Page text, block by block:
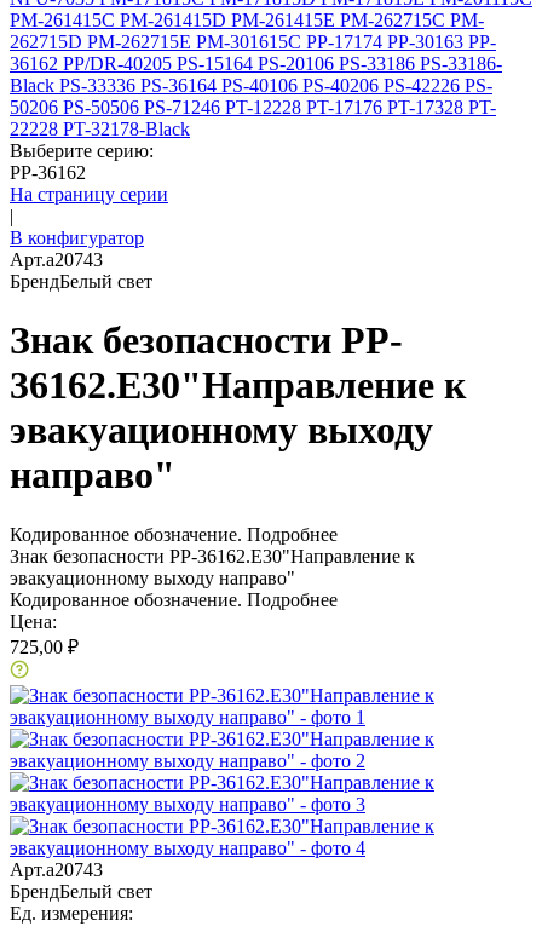
PM-261415C PM-261415D PM-261415E PM-262715C PM-
262715D PM-262715E PM-301615C PP-17174 PP-30163 PP-
36162 PP/DR-40205 PS-15164 PS-20106 PS-33186 PS-33186-
Black PS-33336 PS-36164 PS-40106 PS-40206 PS-42226 PS-
50206 PS-50506 PS-71246 PT-12228 PT-17176 PT-17328 PT-
22228 PT-32178-Black
Выберите серию:
PP-36162
На страницу серии
|
В конфигуратор
Арт.a20743
БрендБелый свет
Знак безопасности PP-
36162.E30"Направление к
эвакуационному выходу
направо"
Кодированное обозначение. Подробнее
Знак безопасности PP-36162.E30"Направление к
эвакуационному выходу направо"
Кодированное обозначение. Подробнее
Цена:
725,00 ₽
Арт.a20743
БрендБелый свет
Ед. измерения: